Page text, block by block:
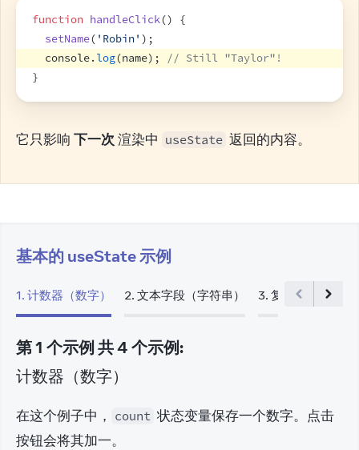
function handleClick()
{
setName( 'Robin' ) ;
console. log(name) ;
// Still "Taylor"!
}
它只影响 下一次 渲染中 useState 返回的内容。
基本的 useState 示例
1. 计数器（数字） 2. 文本字段（字符串） 3. 复选框（布尔值
第1 个示例 共4 个示例:
计数器（数字）
在这个例子中， count 状态变量保存一个数字。点击
按钮会将其加一。